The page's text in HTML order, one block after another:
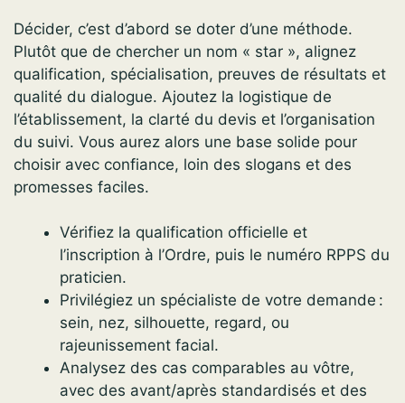
Décider, c’est d’abord se doter d’une méthode.
Plutôt que de chercher un nom « star », alignez
qualification, spécialisation, preuves de résultats et
qualité du dialogue. Ajoutez la logistique de
l’établissement, la clarté du devis et l’organisation
du suivi. Vous aurez alors une base solide pour
choisir avec confiance, loin des slogans et des
promesses faciles.
Vérifiez la qualification officielle et
l’inscription à l’Ordre, puis le numéro RPPS du
praticien.
Privilégiez un spécialiste de votre demande :
sein, nez, silhouette, regard, ou
rajeunissement facial.
Analysez des cas comparables au vôtre,
avec des avant/après standardisés et des